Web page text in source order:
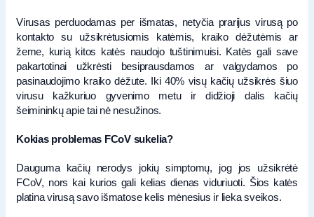
Virusas perduodamas per išmatas, netyčia prarijus virusą po
kontakto su užsikrėtusiomis katėmis, kraiko dėžutėmis ar
žeme, kurią kitos katės naudojo tuštinimuisi. Katės gali save
pakartotinai užkrėsti besiprausdamos ar valgydamos po
pasinaudojimo kraiko dėžute. Iki 40% visų kačių užsikrės šiuo
virusu kažkuriuo gyvenimo metu ir didžioji dalis kačių
šeimininkų apie tai nė nesužinos.
Kokias problemas FCoV sukelia?
Dauguma kačių nerodys jokių simptomų, jog jos užsikrėtė
FCoV, nors kai kurios gali kelias dienas viduriuoti. Šios katės
platina virusą savo išmatose kelis mėnesius ir lieka sveikos.